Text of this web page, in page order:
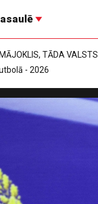
TĀDA VALSTS
- 2026